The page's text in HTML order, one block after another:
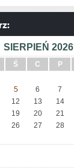
SIERPIEŃ 2026
Ś C P
5 6 7
12 13 14
19 20 21
26 27 28